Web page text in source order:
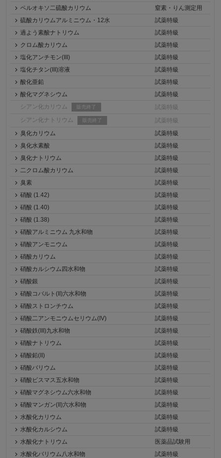
ペルオキソ二硫酸カリウム
窒素・りん測定用
硫酸カリウムアルミニウム・12水
試薬特級
過よう素酸ナトリウム
試薬特級
クロム酸カリウム
試薬特級
塩化アンチモン(III)
試薬特級
塩化チタン(III)溶液
試薬特級
酸化亜鉛
試薬特級
酸化マグネシウム
試薬特級
シアン化カリウム
販売終了
試薬特級
シアン化ナトリウム
販売終了
試薬特級
臭化カリウム
試薬特級
臭化水素酸
試薬特級
臭化ナトリウム
試薬特級
二クロム酸カリウム
試薬特級
臭素
試薬特級
硝酸 (1.42)
試薬特級
硝酸 (1.40)
試薬特級
硝酸 (1.38)
試薬特級
硝酸アルミニウム 九水和物
試薬特級
硝酸アンモニウム
試薬特級
硝酸カリウム
試薬特級
硝酸カルシウム四水和物
試薬特級
硝酸銀
試薬特級
硝酸コバルト(II)六水和物
試薬特級
硝酸ストロンチウム
試薬特級
硝酸二アンモニウムセリウム(IV)
試薬特級
硝酸鉄(III)九水和物
試薬特級
硝酸ナトリウム
試薬特級
硝酸鉛(II)
試薬特級
硝酸バリウム
試薬特級
硝酸ビスマス五水和物
試薬特級
硝酸マグネシウム六水和物
試薬特級
硝酸マンガン(II)六水和物
試薬特級
水酸化カリウム
試薬特級
水酸化カルシウム
試薬特級
水酸化ナトリウム
医薬品試験用
水酸化バリウム八水和物
試薬特級